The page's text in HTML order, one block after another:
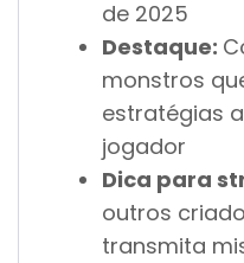
de 2025
Destaque:
monstros
estratégias
jogador
Dica para
outros
transmita